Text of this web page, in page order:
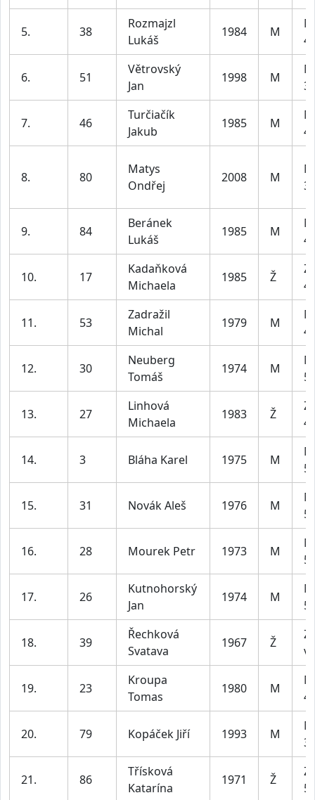
5. 38
Rozmajzl
Lukáš
1984 M
6. 51
Větrovský
Jan
1998 M
7. 46
Turčiačík
Jakub
1985 M
8. 80
Matys
Ondřej
2008 M
9. 84
Beránek
Lukáš
1985 M
10. 17
Kadaňková
Michaela
1985 Ž
11. 53
Zadražil
Michal
1979 M
12. 30
Neuberg
Tomáš
1974 M
13. 27
Linhová
Michaela
1983 Ž
14. 3 Bláha Karel 1975 M
15. 31 Novák Aleš 1976 M
16. 28 Mourek Petr 1973 M
17. 26
Kutnohorský
Jan
1974 M
18. 39
Řechková
Svatava
1967 Ž
19. 23
Kroupa
Tomas
1980 M
20. 79 Kopáček Jiří 1993 M
21. 86
Třísková
Katarína
1971 Ž